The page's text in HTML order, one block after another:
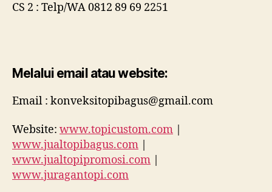
CS 2 : Telp/WA 0812 89 69 2251
Melalui email atau website:
Email : konveksitopibagus@gmail.com
Website: www.topicustom.com
www.jualtopibagus.com
www.jualtopipromosi.com
www.juragantopi.com